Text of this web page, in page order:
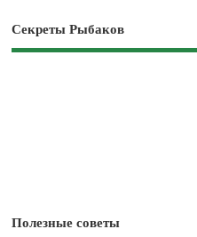
Секреты Рыбаков
Полезные советы